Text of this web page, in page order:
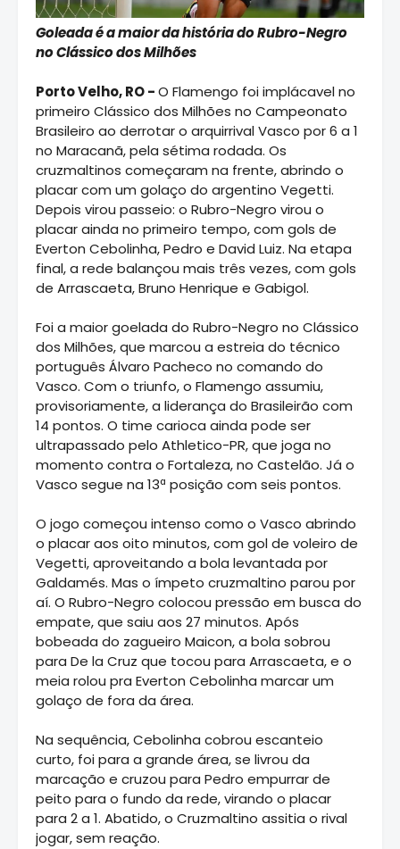
Goleada é a maior da história do Rubro-Negro
no Clássico dos Milhões
Porto Velho, RO -O Flamengo foi implácavel no
primeiro Clássico dos Milhões no Campeonato
Brasileiro ao derrotar o arquirrival Vasco por 6 a 1
no Maracanã, pela sétima rodada. Os
cruzmaltinos começaram na frente, abrindo o
placar com um golaço do argentino Vegetti.
Depois virou passeio: o Rubro-Negro virou o
placar ainda no primeiro tempo, com gols de
Everton Cebolinha, Pedro e David Luiz. Na etapa
final, a rede balançou mais três vezes, com gols
de Arrascaeta, Bruno Henrique e Gabigol.
Foi a maior goelada do Rubro-Negro no Clássico
dos Milhões, que marcou a estreia do técnico
português Álvaro Pacheco no comando do
Vasco. Com o triunfo, o Flamengo assumiu,
provisoriamente, a liderança do Brasileirão com
14 pontos. O time carioca ainda pode ser
ultrapassado pelo Athletico-PR, que joga no
momento contra o Fortaleza, no Castelão. Já o
Vasco segue na 13ª posição com seis pontos.
O jogo começou intenso como o Vasco abrindo
o placar aos oito minutos, com gol de voleiro de
Vegetti, aproveitando a bola levantada por
Galdamés. Mas o ímpeto cruzmaltino parou por
aí. O Rubro-Negro colocou pressão em busca do
empate, que saiu aos 27 minutos. Após
bobeada do zagueiro Maicon, a bola sobrou
para De la Cruz que tocou para Arrascaeta, e o
meia rolou pra Everton Cebolinha marcar um
golaço de fora da área.
Na sequência, Cebolinha cobrou escanteio
curto, foi para a grande área, se livrou da
marcação e cruzou para Pedro empurrar de
peito para o fundo da rede, virando o placar
para 2 a 1. Abatido, o Cruzmaltino assitia o rival
jogar, sem reação.